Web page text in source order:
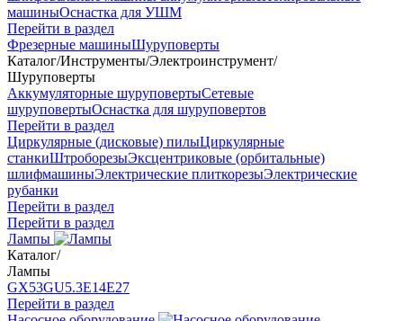
машиныОснастка для УШМ
Перейти в раздел
Фрезерные машиныШуруповерты
Каталог/Инструменты/Электроинструмент/
Шуруповерты
Аккумуляторные шуруповертыСетевые
шуруповертыОснастка для шуруповертов
Перейти в раздел
Циркулярные (дисковые) пилыЦиркулярные
станкиШтроборезыЭксцентриковые (орбитальные)
шлифмашиныЭлектрические плиткорезыЭлектрические
рубанки
Перейти в раздел
Перейти в раздел
Лампы
Каталог/
Лампы
GX53GU5.3Е14Е27
Перейти в раздел